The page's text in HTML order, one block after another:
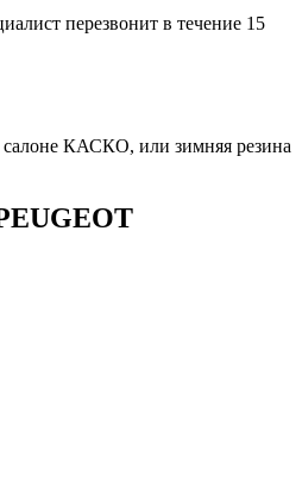
перезвонит в течение 15
КАСКО, или зимняя резина